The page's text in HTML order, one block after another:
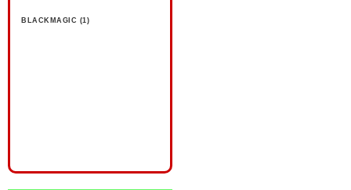
BLACKMAGIC (1)